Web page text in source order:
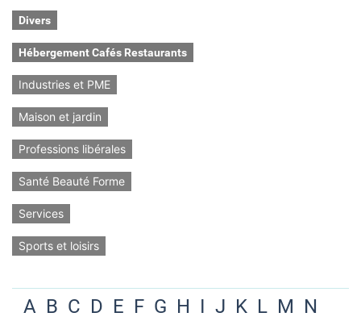
Divers
Hébergement Cafés Restaurants
Industries et PME
Maison et jardin
Professions libérales
Santé Beauté Forme
Services
Sports et loisirs
A B C D E F G H I J K L M N